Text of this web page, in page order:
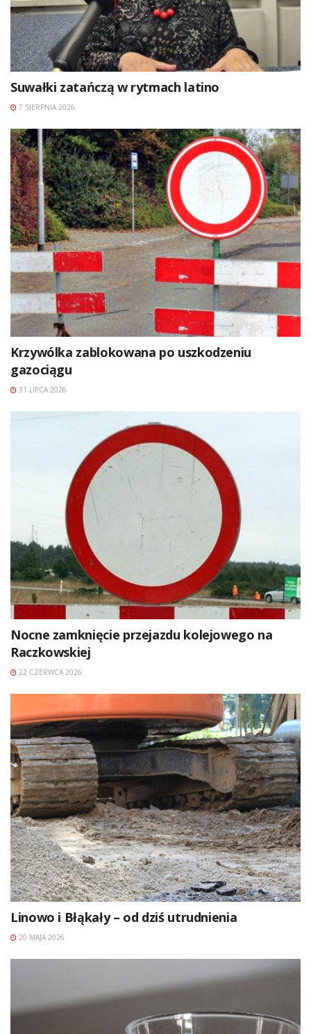
Suwałki zatańczą w rytmach latino
7 SIERPNIA 2026
Krzywólka zablokowana po uszkodzeniu
gazociągu
31 LIPCA 2026
Nocne zamknięcie przejazdu kolejowego na
Raczkowskiej
22 CZERWCA 2026
Linowo i Błąkały – od dziś utrudnienia
20 MAJA 2026